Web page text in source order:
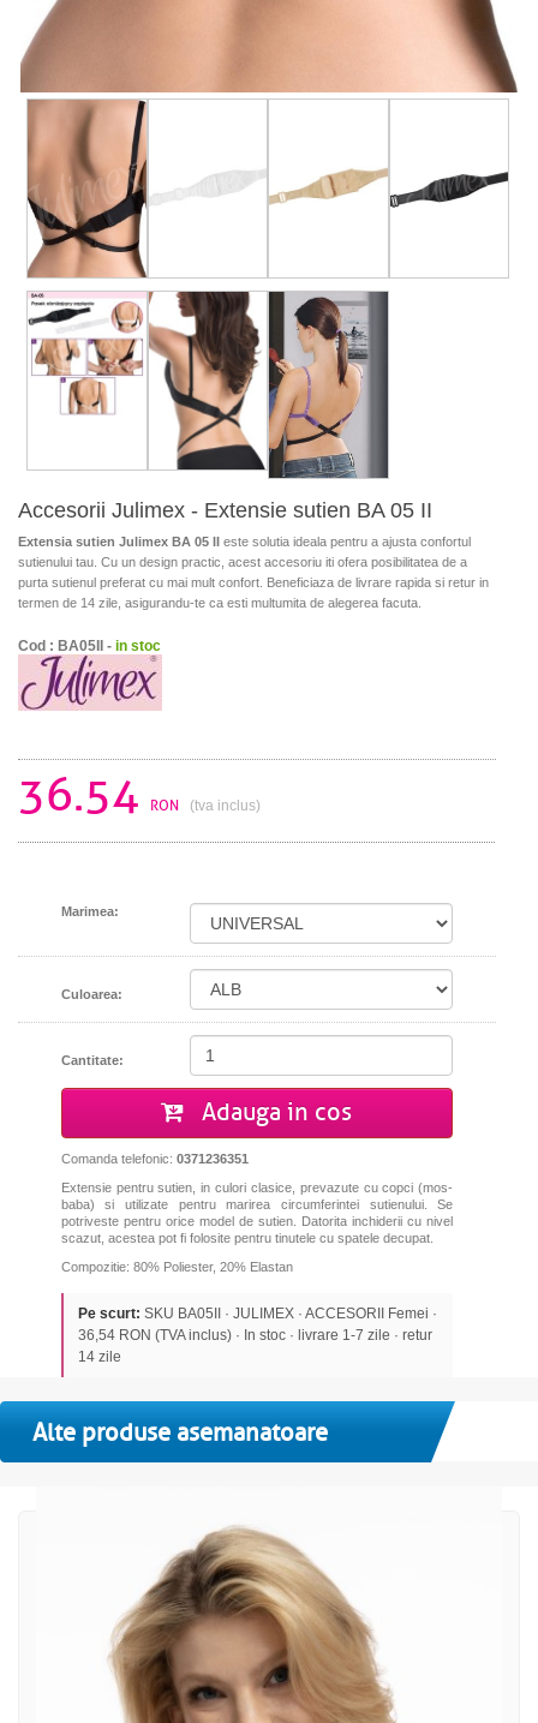
Accesorii Julimex - Extensie sutien BA 05 II
Extensia sutien Julimex BA 05 II
este solutia ideala pentru a ajusta confortul
sutienului tau. Cu un design practic, acest accesoriu iti ofera posibilitatea de a
purta sutienul preferat cu mai mult confort. Beneficiaza de livrare rapida si retur in
termen de 14 zile, asigurandu-te ca esti multumita de alegerea facuta.
Cod : BA05II - in stoc
36.54 RON (tva inclus)
Marimea:
Culoarea:
Cantitate:
Adauga in cos
Comanda telefonic: 0371236351
Extensie pentru sutien, in culori clasice, prevazute cu copci (mos-
baba) si utilizate pentru marirea circumferintei sutienului. Se
potriveste pentru orice model de sutien. Datorita inchiderii cu nivel
scazut, acestea pot fi folosite pentru tinutele cu spatele decupat.
Compozitie: 80% Poliester, 20% Elastan
Pe scurt: SKU BA05II · JULIMEX · ACCESORII Femei ·
36,54 RON (TVA inclus) · In stoc · livrare 1-7 zile · retur
14 zile
Alte produse asemanatoare